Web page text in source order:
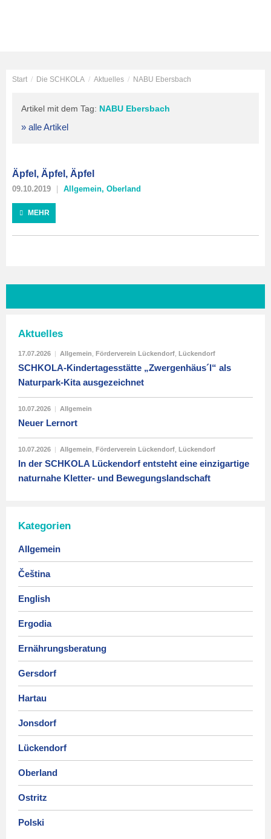
Start / Die SCHKOLA / Aktuelles / NABU Ebersbach
Artikel mit dem Tag: NABU Ebersbach
» alle Artikel
Äpfel, Äpfel, Äpfel
09.10.2019 Allgemein, Oberland
MEHR
Aktuelles
17.07.2026 | Allgemein Förderverein Lückendorf Lückendorf
SCHKOLA-Kindertagesstätte „Zwergenhäus´l“ als
Naturpark-Kita ausgezeichnet
10.07.2026 | Allgemein
Neuer Lernort
10.07.2026 | Allgemein Förderverein Lückendorf Lückendorf
In der SCHKOLA Lückendorf entsteht eine einzigartige
naturnahe Kletter- und Bewegungslandschaft
Kategorien
Allgemein
Čeština
English
Ergodia
Ernährungsberatung
Gersdorf
Hartau
Jonsdorf
Lückendorf
Oberland
Ostritz
Polski